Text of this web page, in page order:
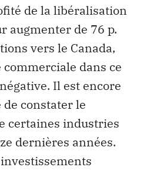
de la libéralisation
augmenter de 76 p.
vers le Canada,
dans ce
Il est encore
constater le
certaines industries
dernières années.